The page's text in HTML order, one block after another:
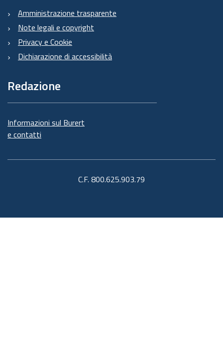
Amministrazione trasparente
Note legali e copyright
Privacy e Cookie
Dichiarazione di accessibilità
Redazione
Informazioni sul Burert
e contatti
C.F. 800.625.903.79